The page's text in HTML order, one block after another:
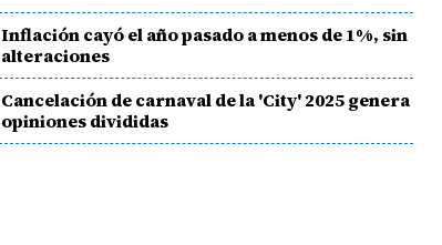
Inflación cayó el año pasado a menos de 1%, sin
alteraciones
Cancelación de carnaval de la 'City' 2025 genera
opiniones divididas